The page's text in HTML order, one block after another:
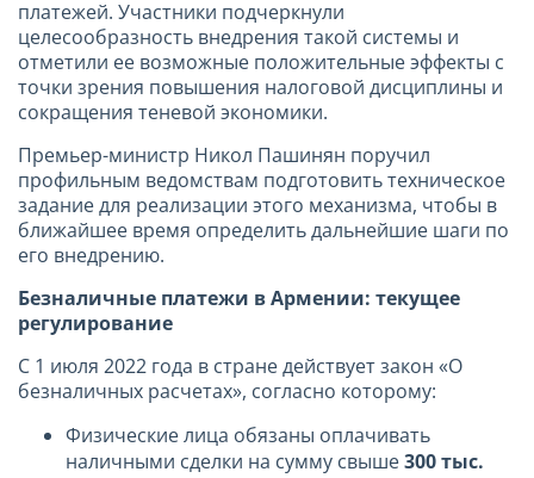
платежей. Участники подчеркнули
целесообразность внедрения такой системы и
отметили ее возможные положительные эффекты с
точки зрения повышения налоговой дисциплины и
сокращения теневой экономики.
Премьер-министр Никол Пашинян поручил
профильным ведомствам подготовить техническое
задание для реализации этого механизма, чтобы в
ближайшее время определить дальнейшие шаги по
его внедрению.
Безналичные платежи в Армении: текущее
регулирование
С 1 июля 2022 года в стране действует закон «О
безналичных расчетах», согласно которому:
Физические лица обязаны оплачивать
наличными сделки на сумму свыше300 тыс.